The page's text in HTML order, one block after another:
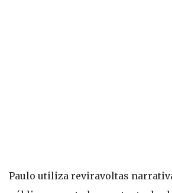
Paulo utiliza reviravoltas